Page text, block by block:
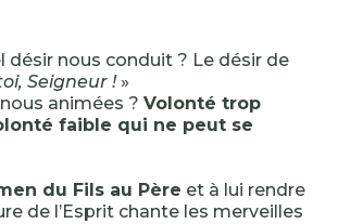
désir nous conduit ? Le désir de
Seigneur !»
animées ? Volonté trop
faible qui ne peut se
du Fils au Père et à lui rendre
de l’Esprit chante les merveilles